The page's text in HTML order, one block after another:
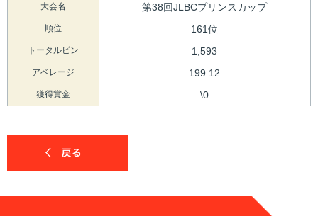
大会名 第38回JLBCプリンスカップ
順位 161位
トータルピン 1,593
アベレージ 199.12
獲得賞金 \0